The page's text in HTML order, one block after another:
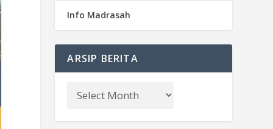
Info Madrasah
ARSIP BERITA